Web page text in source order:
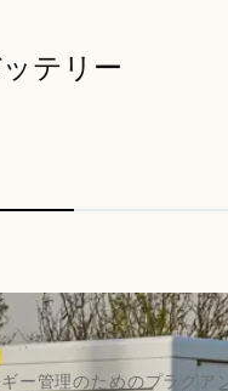
テリー
ー管理のためのプラグア